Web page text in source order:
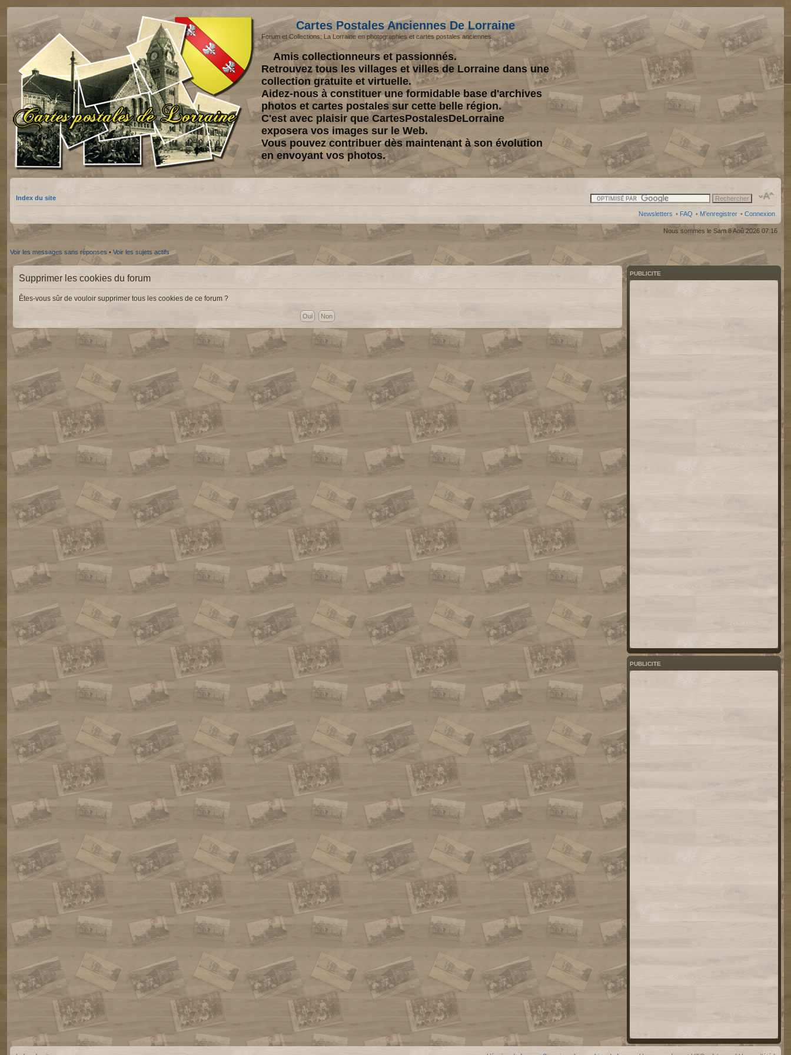
Cartes Postales Anciennes De Lorraine
Forum et Collections: La Lorraine en photographies et cartes postales anciennes.
Amis collectionneurs et passionnés.
Retrouvez tous les villages et villes de Lorraine dans une
collection gratuite et virtuelle.
Aidez-nous à constituer une formidable base d'archives
photos et cartes postales sur cette belle région.
C'est avec plaisir que CartesPostalesDeLorraine
exposera vos images sur le Web.
Vous pouvez contribuer dès maintenant à son évolution
en envoyant vos photos.
Index du site
Newsletters • FAQ • M’enregistrer • Connexion
Nous sommes le Sam 8 Aoû 2026 07:16
Voir les messages sans réponses • Voir les sujets actifs
Supprimer les cookies du forum
Êtes-vous sûr de vouloir supprimer tous les cookies de ce forum ?
PUBLICITE
PUBLICITE